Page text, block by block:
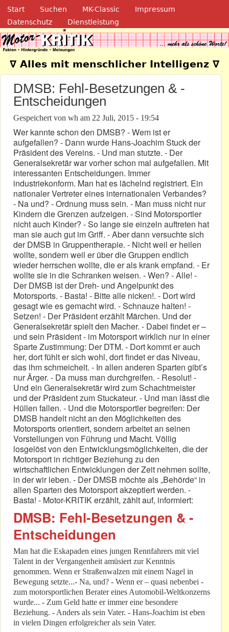
Direkt zum Inhalt
Navigation
Start Suchen MK-Classic
Impressum
Datenschutz
Dienstleistung
Motor-Kritik.de
∇ Alles mit menschlicher Intelligenz ∇
DMSB: Fehl-Besetzungen & -
Entscheidungen
Gespeichert von wh am 22 Juli, 2015 - 19:54
Wer kannte schon den DMSB? - Wem ist er
aufgefallen? - Dann wurde Hans-Joachim Stuck der
Präsident des Vereins. - Und man stutzte. - Der
Generalsekretär war vorher schon mal aufgefallen. Mit
interessanten Entscheidungen. Immer
industriekonform. Man hat es lächelnd registriert. Ein
nationaler Vertreter eines internationalen Verbandes?
- Na und? - Ordnung muss sein. - Man muss nicht nur
Kindern die Grenzen aufzeigen. - Sind Motorsportler
nicht auch Kinder? - So lange sie einzeln auftreten hat
man sie auch gut im Griff. - Aber dann versuchte sich
der DMSB in Gruppentherapie. - Nicht weil er heilen
wollte, sondern weil er über die Gruppen endlich
wieder herrschen wollte, die er als krank empfand. - Er
wollte sie in die Schranken weisen. - Wen? - Alle! -
Der DMSB ist der Dreh- und Angelpunkt des
Motorsports. - Basta! - Bitte alle nicken!. - Dort wird
gesagt wie es gemacht wird. - Schnauze halten! -
Setzen! - Der Präsident erzählt Märchen. Und der
Generalsekretär spielt den Macher. - Dabei findet er –
und sein Präsident - im Motorsport wirklich nur in einer
Sparte Zustimmung: Der DTM. - Dort kommt er auch
her, dort fühlt er sich wohl, dort findet er das Niveau,
das ihm schmeichelt. - In allen anderen Sparten gibt’s
nur Ärger. - Da muss man durchgreifen. - Resolut! -
Und ein Generalsekretär wird zum Schachtmeister
und der Präsident zum Stuckateur. - Und man lässt die
Hüllen fallen. - Und die Motorsportler begreifen: Der
DMSB handelt nicht an den Möglichkeiten des
Motorsports orientiert, sondern arbeitet an seinen
Vorstellungen von Führung und Macht. Völlig
losgelöst von den Entwicklungsmöglichkeiten, die der
Motorsport in richtiger Beziehung zu den
wirtschaftlichen Entwicklungen der Zeit nehmen sollte,
in der wir leben. - Der DMSB möchte als „Behörde“ in
allen Sparten des Motorsport akzeptiert werden. -
Basta! - Motor-KRITIK erzählt, zählt auf, informiert:
DMSB: Fehl-Besetzungen & -
Entscheidungen
Man hat die Eskapaden eines jungen Rennfahrers mit viel
Talent in der Vergangenheit amüsiert zur Kenntnis
genommen. Wenn er Straßenwalzen mit einem Nagel in
Bewegung setzte...- Na, und? - Wenn er – quasi nebenbei -
zum motorsportlichen Berater eines Automobil-Weltkonzerns
wurde... - Zum Geld hatte er immer eine besondere
Beziehung. - Anders als sein Vater. - Hans-Joachim ist eben
in vielen Dingen erfolgreicher als sein Vater.